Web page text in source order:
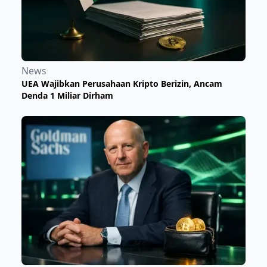
News
UEA Wajibkan Perusahaan Kripto Berizin, Ancam
Denda 1 Miliar Dirham